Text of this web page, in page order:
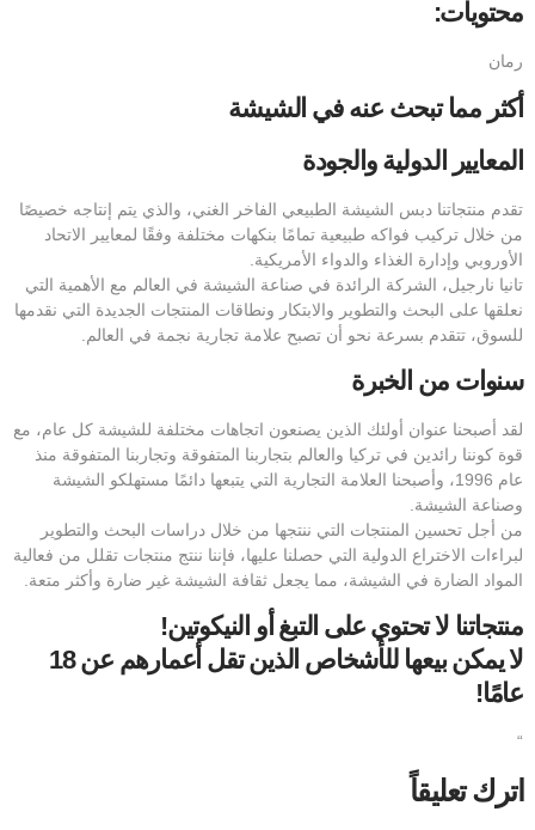
محتويات:
رمان
أكثر مما تبحث عنه في الشيشة
المعايير الدولية والجودة
تقدم منتجاتنا دبس الشيشة الطبيعي الفاخر الغني، والذي يتم إنتاجه خصيصًا
من خلال تركيب فواكه طبيعية تمامًا بنكهات مختلفة وفقًا لمعايير الاتحاد
الأوروبي وإدارة الغذاء والدواء الأمريكية.
تانيا نارجيل، الشركة الرائدة في صناعة الشيشة في العالم مع الأهمية التي
نعلقها على البحث والتطوير والابتكار ونطاقات المنتجات الجديدة التي نقدمها
للسوق، تتقدم بسرعة نحو أن تصبح علامة تجارية نجمة في العالم.
سنوات من الخبرة
لقد أصبحنا عنوان أولئك الذين يصنعون اتجاهات مختلفة للشيشة كل عام، مع
قوة كوننا رائدين في تركيا والعالم بتجاربنا المتفوقة وتجاربنا المتفوقة منذ
عام 1996، وأصبحنا العلامة التجارية التي يتبعها دائمًا مستهلكو الشيشة
وصناعة الشيشة.
من أجل تحسين المنتجات التي ننتجها من خلال دراسات البحث والتطوير
لبراءات الاختراع الدولية التي حصلنا عليها، فإننا ننتج منتجات تقلل من فعالية
المواد الضارة في الشيشة، مما يجعل ثقافة الشيشة غير ضارة وأكثر متعة.
منتجاتنا لا تحتوي على التبغ أو النيكوتين!
لا يمكن بيعها للأشخاص الذين تقل أعمارهم عن 18
عامًا!
“
اترك تعليقاً